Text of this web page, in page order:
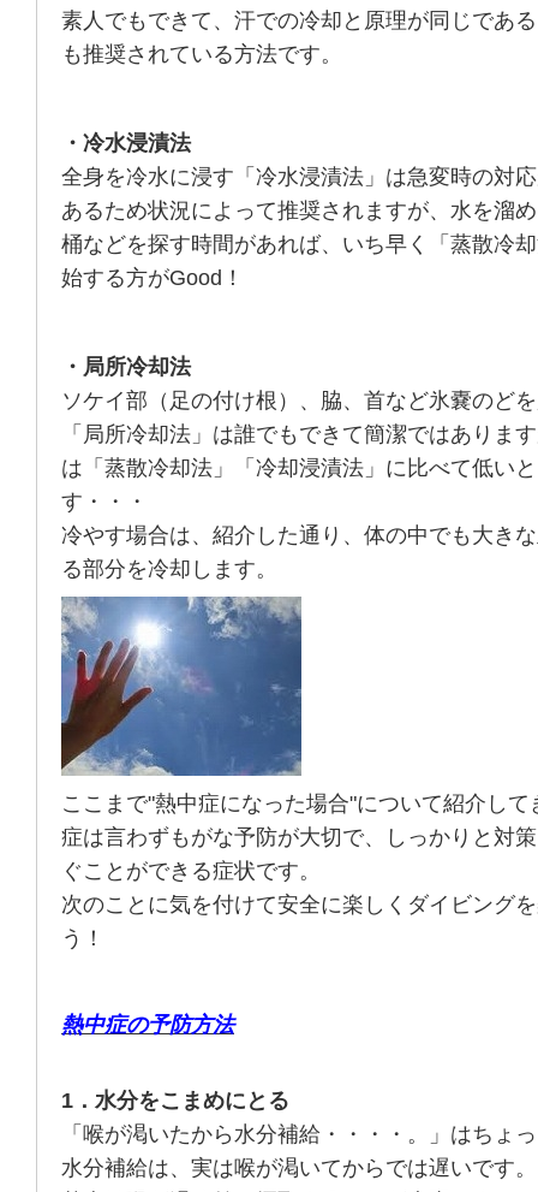
素人でもできて、汗での冷却と原理が同じであ
も推奨されている方法です。
・冷水浸漬法
全身を冷水に浸す「冷水浸漬法」は急変時の対
あるため状況によって推奨されますが、水を溜
桶などを探す時間があれば、いち早く「蒸散冷
始する方がGood！
・局所冷却法
ソケイ部（足の付け根）、脇、首など氷嚢のど
「局所冷却法」は誰でもできて簡潔ではありま
は「蒸散冷却法」「冷却浸漬法」に比べて低い
す・・・
冷やす場合は、紹介した通り、体の中でも大き
る部分を冷却します。
ここまで"熱中症になった場合"について紹介し
症は言わずもがな予防が大切で、しっかりと対
ぐことができる症状です。
次のことに気を付けて安全に楽しくダイビング
う！
熱中症の予防方法
1．水分をこまめにとる
「喉が渇いたから水分補給・・・・。」はちょ
水分補給は、実は喉が渇いてからでは遅いです。